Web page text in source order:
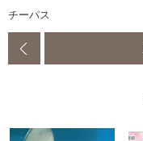
チーパス